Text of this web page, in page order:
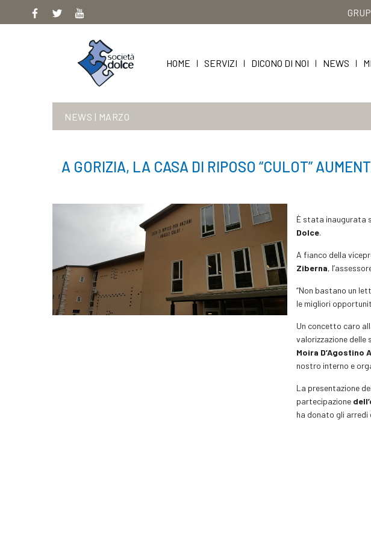
HOME | SERVIZI | DICONO DI NOI | NEWS |
NEWS | MARZO
A GORIZIA, LA CASA DI RIPOSO “CULOT”
È stata inaugurata
Dolce.
A fianco della
Ziberna,
“Non bastano un
le migliori
Un concetto caro
valorizzazione
Moira D’Agostino
nostro interno e
La presentazione
partecipazione
ha donato gli arredi